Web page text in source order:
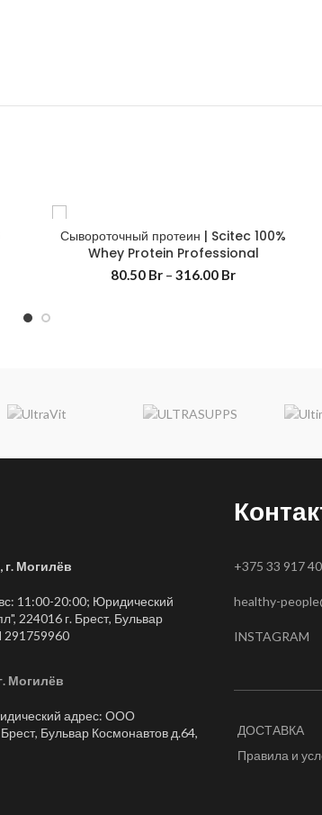
Сывороточный протеин | Scitec 100%
Whey Protein Professional
80.50 Br – 316.00 Br
г. Могилёв
11:00-20:00; Юридический
224016 г. Брест, Бульвар
291759960
Могилёв
адрес: ООО
Бульвар Космонавтов д.64,
+375 33 917
healthy-
INSTAGRAM
ДОСТАВКА
Правила и